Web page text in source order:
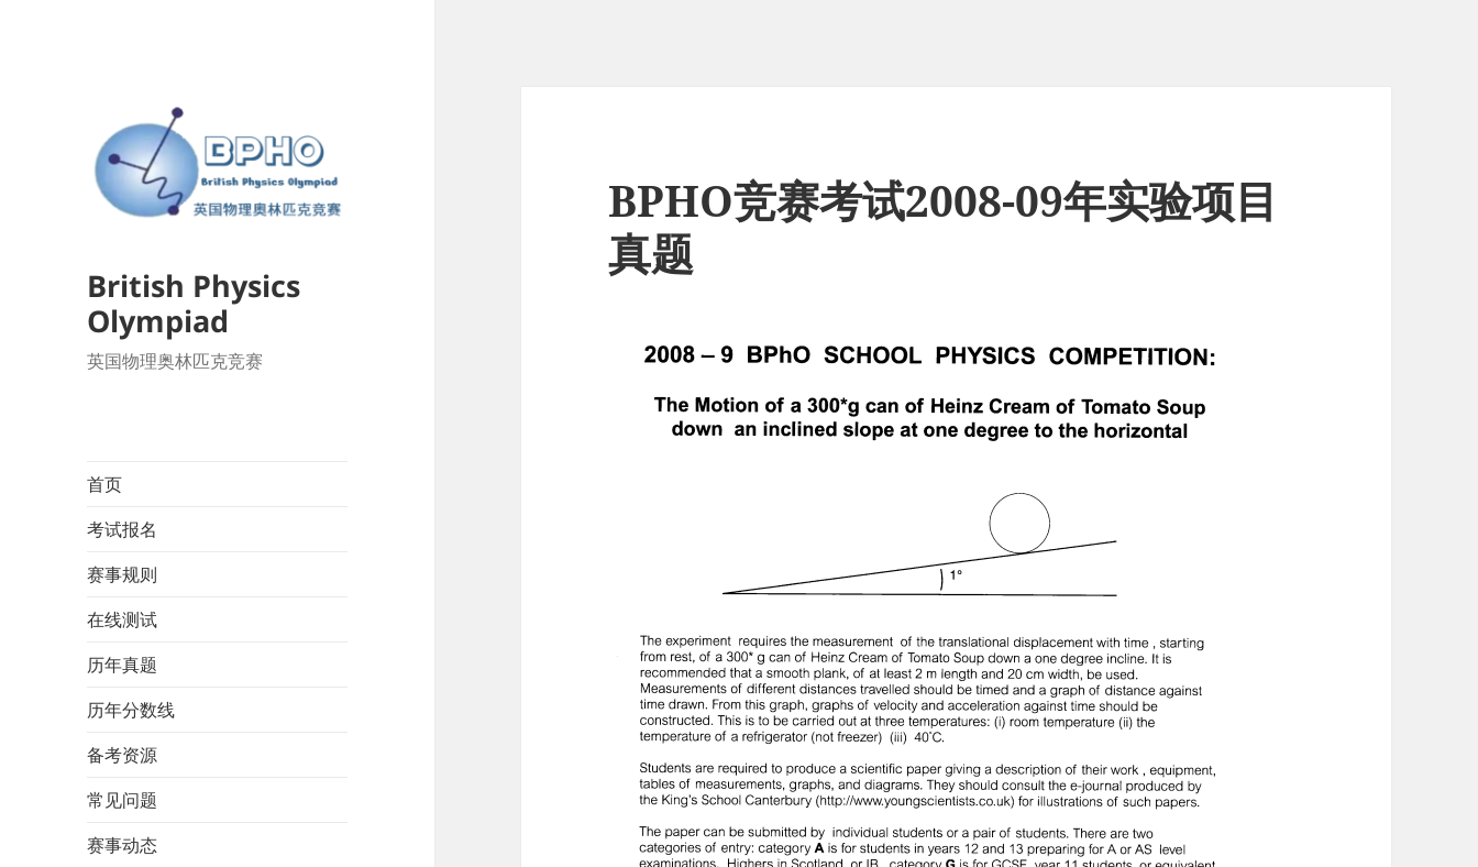
British Physics
Olympiad
英国物理奥林匹克竞赛
首页
考试报名
赛事规则
在线测试
历年真题
历年分数线
备考资源
常见问题
赛事动态
BPHO竞赛考试2008-09年实验项目
真题